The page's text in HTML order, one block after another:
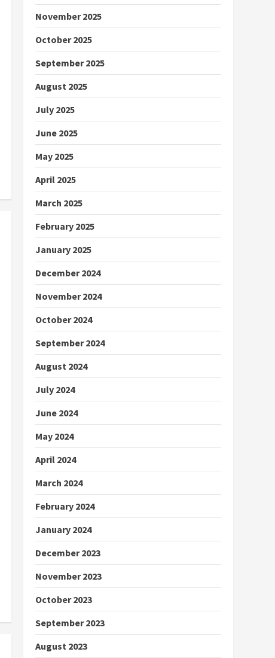
November 2025
October 2025
September 2025
August 2025
July 2025
June 2025
May 2025
April 2025
March 2025
February 2025
January 2025
December 2024
November 2024
October 2024
September 2024
August 2024
July 2024
June 2024
May 2024
April 2024
March 2024
February 2024
January 2024
December 2023
November 2023
October 2023
September 2023
August 2023